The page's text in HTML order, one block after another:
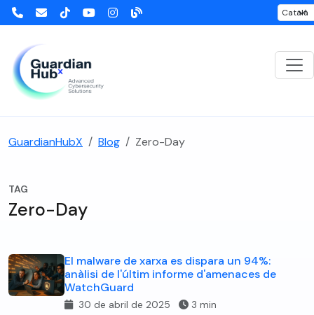
GuardianHubX Blog Zero-Day
TAG
Zero-Day
El malware de xarxa es dispara un 94%:
anàlisi de l'últim informe d'amenaces de
WatchGuard
30 de abril de 2025 3 min